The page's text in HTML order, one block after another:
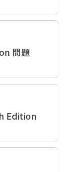
問題
Edition